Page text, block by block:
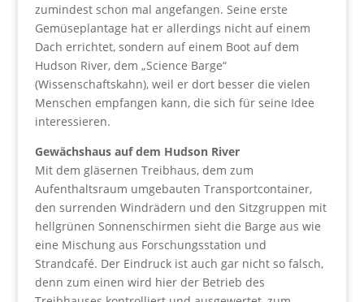
zumindest schon mal angefangen. Seine erste
Gemüseplantage hat er allerdings nicht auf einem
Dach errichtet, sondern auf einem Boot auf dem
Hudson River, dem „Science Barge“
(Wissenschaftskahn), weil er dort besser die vielen
Menschen empfangen kann, die sich für seine Idee
interessieren.
Gewächshaus auf dem Hudson River
Mit dem gläsernen Treibhaus, dem zum
Aufenthaltsraum umgebauten Transportcontainer,
den surrenden Windrädern und den Sitzgruppen mit
hellgrünen Sonnenschirmen sieht die Barge aus wie
eine Mischung aus Forschungsstation und
Strandcafé. Der Eindruck ist auch gar nicht so falsch,
denn zum einen wird hier der Betrieb des